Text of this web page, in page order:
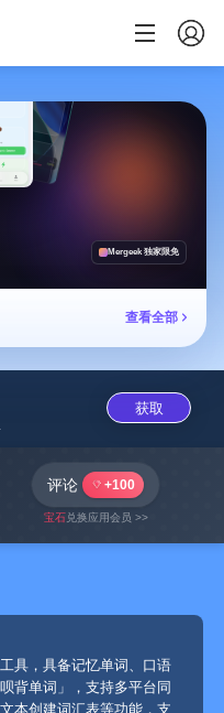
Mergeek 独家限免
查看全部
获取
评论 +100
宝石兑换应用会员 >>
具，具备记忆单词、口语
背单词」，支持多平台同
本创建词汇表等功能，支